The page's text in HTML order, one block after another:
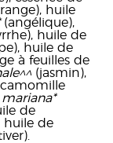
huile
(angélique),
huile de
huile de
à feuilles de
(jasmin),
mariana*
de
huile de